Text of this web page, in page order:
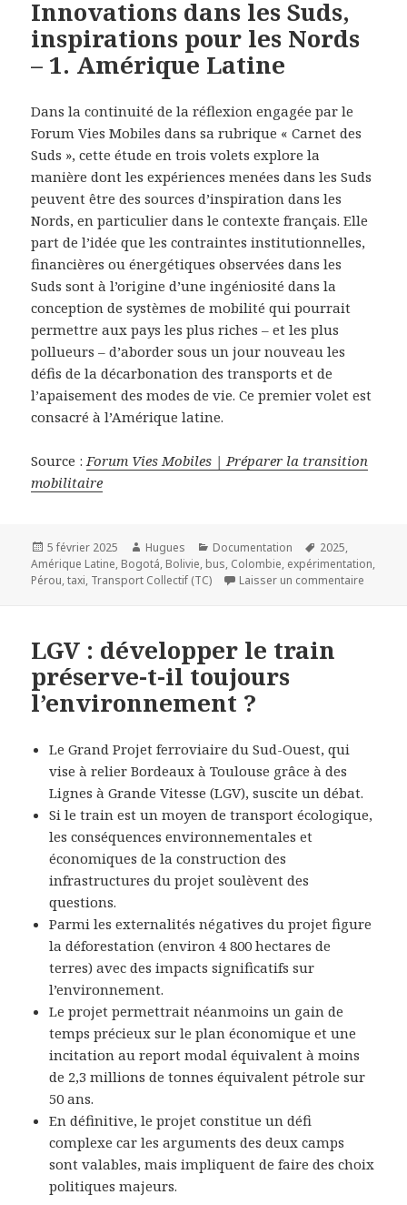
Innovations dans les Suds,
inspirations pour les Nords
– 1. Amérique Latine
Dans la continuité de la réflexion engagée par le
Forum Vies Mobiles dans sa rubrique « Carnet des
Suds », cette étude en trois volets explore la
manière dont les expériences menées dans les Suds
peuvent être des sources d’inspiration dans les
Nords, en particulier dans le contexte français. Elle
part de l’idée que les contraintes institutionnelles,
financières ou énergétiques observées dans les
Suds sont à l’origine d’une ingéniosité dans la
conception de systèmes de mobilité qui pourrait
permettre aux pays les plus riches – et les plus
pollueurs – d’aborder sous un jour nouveau les
défis de la décarbonation des transports et de
l’apaisement des modes de vie. Ce premier volet est
consacré à l’Amérique latine.
Source : Forum Vies Mobiles | Préparer la transition
mobilitaire
Publié
le
5 février 2025 Auteur
Hugues Catégories
Documentation
Mots-
clés
2025,
Amérique Latine, Bogotá, Bolivie, bus, Colombie, expérimentation,
Pérou,taxi, Transport Collectif (TC) Laisser un commentaire
LGV : développer le train
préserve-t-il toujours
l’environnement ?
Le Grand Projet ferroviaire du Sud-Ouest, qui
vise à relier Bordeaux à Toulouse grâce à des
Lignes à Grande Vitesse (LGV), suscite un débat.
Si le train est un moyen de transport écologique,
les conséquences environnementales et
économiques de la construction des
infrastructures du projet soulèvent des
questions.
Parmi les externalités négatives du projet figure
la déforestation (environ 4 800 hectares de
terres) avec des impacts significatifs sur
l’environnement.
Le projet permettrait néanmoins un gain de
temps précieux sur le plan économique et une
incitation au report modal équivalent à moins
de 2,3 millions de tonnes équivalent pétrole sur
50 ans.
En définitive, le projet constitue un défi
complexe car les arguments des deux camps
sont valables, mais impliquent de faire des choix
politiques majeurs.